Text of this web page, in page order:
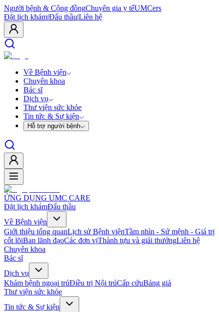
Người bệnh & Cộng đồngChuyên gia y tếUMCers
Đặt lịch khám|Đấu thầu|Liên hệ
Về Bệnh viện
Chuyên khoa
Bác sĩ
Dịch vụ
Thư viện sức khỏe
Tin tức & Sự kiện
Hỗ trợ người bệnh
ỨNG DỤNG UMC CARE
Đặt lịch khámĐấu thầu
Về Bệnh viện
Giới thiệu tổng quanLịch sử Bệnh việnTầm nhìn - Sứ mệnh - Giá trị
cốt lõiBan lãnh đạoCác đơn vịThành tựu và giải thưởngLiên hệ
Chuyên khoa
Bác sĩ
Dịch vụ
Khám bệnh ngoại trúĐiều trị Nội trúCấp cứuBảng giá
Thư viện sức khỏe
Tin tức & Sự kiện